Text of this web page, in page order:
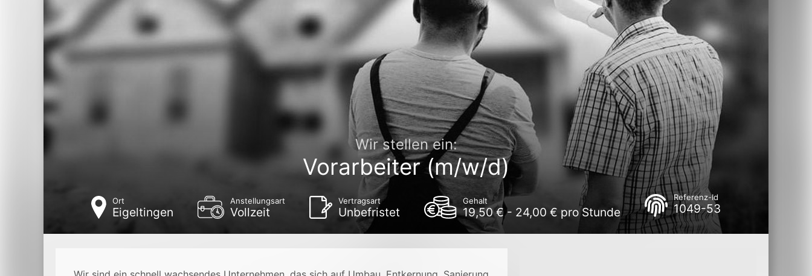
Wir stellen ein:
Vorarbeiter (m/w/d)
Ort
Eigeltingen
Anstellungsart
Vollzeit
Vertragsart
Unbefristet
Gehalt
19,50 € - 24,00 € pro Stunde
Referenz-Id
1049-53